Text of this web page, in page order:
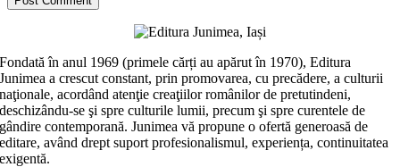
Fondată în anul 1969 (primele cărți au apărut în 1970), Editura
Junimea a crescut constant, prin promovarea, cu precădere, a culturii
naţionale, acordând atenţie creaţiilor românilor de pretutindeni,
deschizându-se şi spre culturile lumii, precum şi spre curentele de
gândire contemporană. Junimea vă propune o ofertă generoasă de
editare, având drept suport profesionalismul, experiența, continuitatea
exigentă.